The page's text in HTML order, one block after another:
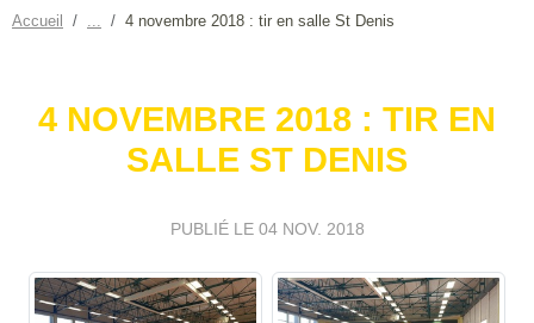
Accueil 4 novembre 2018 : tir en salle St Denis
4 NOVEMBRE 2018 : TIR EN
SALLE ST DENIS
PUBLIÉ LE 04 NOV. 2018